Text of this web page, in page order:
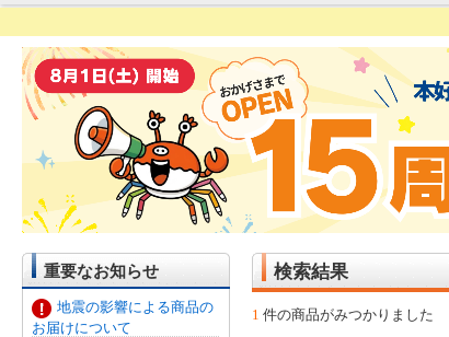
重要なお知らせ
地震の影響による商品の
お届けについて
検索結果
1 件の商品がみつかりました